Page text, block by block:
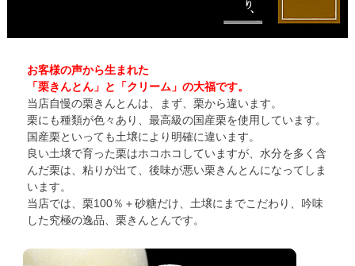
お客様の声から生まれた
「栗きんとん」と「クリーム」の大福です。
当店自慢の栗きんとんは、まず、栗から違います。
栗にも種類が色々あり、最高級の国産栗を使用しています。
国産栗といっても土壌により明確に違います。
良い土壌で育った栗はホコホコしていますが、水分を多く含
んだ栗は、粘りが出て、後味が悪い栗きんとんになってしま
います。
当店では、栗100％＋砂糖だけ、土壌にまでこだわり、吟味
した究極の逸品、栗きんとんです。